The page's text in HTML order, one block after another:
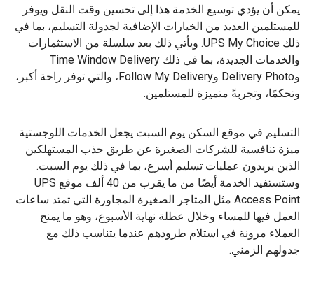
يمكن أن يؤدي توسيع الخدمة هذا إلى تحسين وقت النقل ويوفر
للمستلمين العديد من الخيارات الإضافية لجدولة التسليم، بما في
ذلك UPS My Choice. ويأتي ذلك بعد سلسلة من الاستثمارات
والخدمات الجديدة، بما في ذلك Time Window Delivery
وDelivery Photo وFollow My Delivery، والتي توفر راحة أكبر،
وتحكمًا، وتجربةً متميزة للمستلمين.
التسليم في موقع السكن يوم السبت يجعل الخدمات اللوجستية
ميزة تنافسية للشركات الصغيرة عن طريق جذب المستهلكين
الذين يريدون عمليات تسليم أسرع، بما في ذلك يوم السبت.
وستستفيد الخدمة أيضًا من ما يقرب من 40 ألف موقع UPS
Access Point مثل المتاجر الصغيرة المجاورة التي تمتد ساعات
العمل فيها للمساء وخلال عطلة نهاية الأسبوع، وهو ما يمنح
العملاء مرونة في استلام طرودهم عندما يتناسب ذلك مع
جدولهم الزمني.